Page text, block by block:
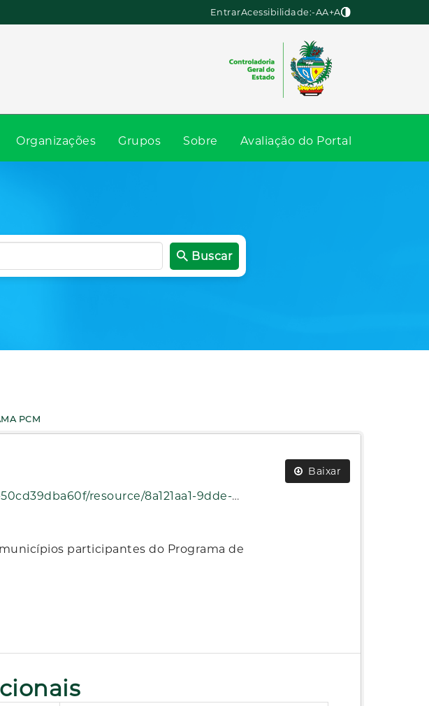
EntrarAcessibilidade:-AA+A
Organizações Grupos Sobre Avaliação do Portal
Buscar
PCM
Baixar
8dc8-33aa3ad99801/download/dicionario-programa-pcm.pdf
participantes do Programa de